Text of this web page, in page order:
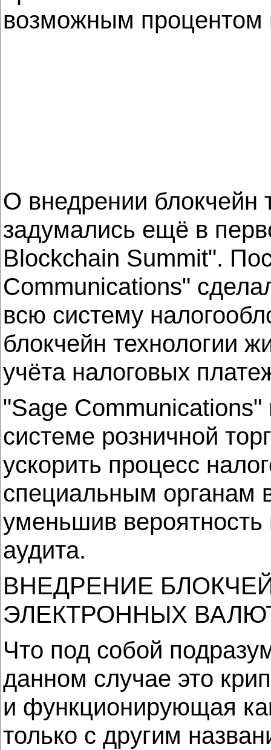
возможным
О внедрении блокчейн
задумались ещё в
Blockchain Summit".
Communications"
всю систему
блокчейн технологии
учёта налоговых
"Sage Communications"
системе розничной
ускорить процесс
специальным органам
уменьшив
аудита.
ВНЕДРЕНИЕ
ЭЛЕКТРОННЫХ
Что под собой
данном случае это
и функционирующая
только с другим